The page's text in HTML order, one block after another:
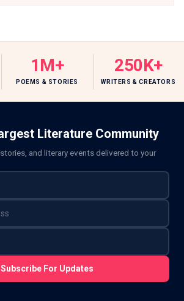
1M+
POEMS & STORIES
250K+
WRITERS & CREATORS
Literature Community
and literary events delivered to your
Subscribe For Updates